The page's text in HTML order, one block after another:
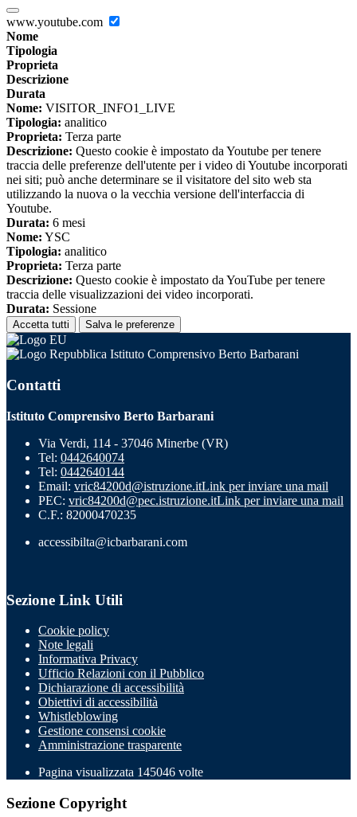
www.youtube.com
Nome
Tipologia
Proprieta
Descrizione
Durata
Nome: VISITOR_INFO1_LIVE
Tipologia: analitico
Proprieta: Terza parte
Descrizione: Questo cookie è impostato da Youtube per tenere
traccia delle preferenze dell'utente per i video di Youtube incorporati
nei siti; può anche determinare se il visitatore del sito web sta
utilizzando la nuova o la vecchia versione dell'interfaccia di
Youtube.
Durata: 6 mesi
Nome: YSC
Tipologia: analitico
Proprieta: Terza parte
Descrizione: Questo cookie è impostato da YouTube per tenere
traccia delle visualizzazioni dei video incorporati.
Durata: Sessione
Accetta tutti Salva le preferenze
Istituto Comprensivo Berto Barbarani
Contatti
Istituto Comprensivo Berto Barbarani
Via Verdi, 114 - 37046 Minerbe (VR)
Tel: 0442640074
Tel: 0442640144
Email: vric84200d@istruzione.itLink per inviare una mail
PEC: vric84200d@pec.istruzione.itLink per inviare una mail
C.F.: 82000470235
accessibilta@icbarbarani.com
Sezione Link Utili
Cookie policy
Note legali
Informativa Privacy
Ufficio Relazioni con il Pubblico
Dichiarazione di accessibilità
Obiettivi di accessibilità
Whistleblowing
Gestione consensi cookie
Amministrazione trasparente
Pagina visualizzata 145046 volte
Sezione Copyright